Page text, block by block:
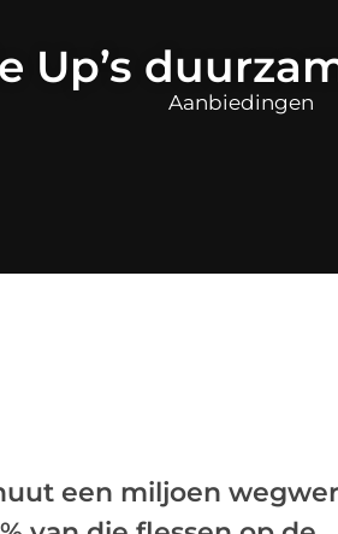
Up’s
Aanbiedingen
een miljoen